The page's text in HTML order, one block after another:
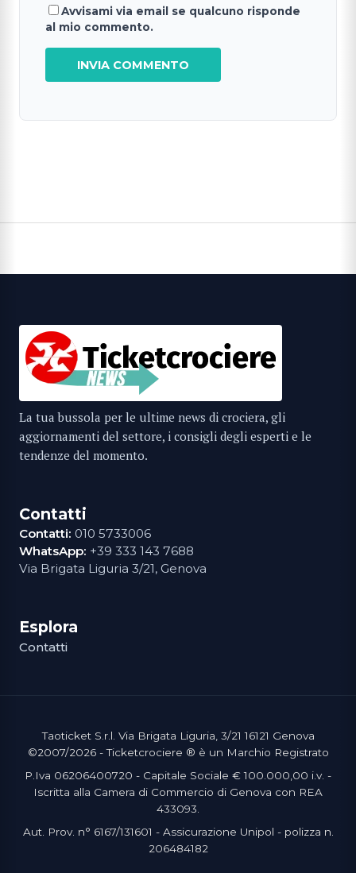
Avvisami via email se qualcuno risponde
al mio commento.
La tua bussola per le ultime news di crociera, gli
aggiornamenti del settore, i consigli degli esperti e le
tendenze del momento.
Contatti
Contatti: 010 5733006
WhatsApp: +39 333 143 7688
Via Brigata Liguria 3/21, Genova
Esplora
Contatti
Taoticket S.r.l. Via Brigata Liguria, 3/21 16121 Genova
©2007/2026 - Ticketcrociere ® è un Marchio Registrato
P.Iva 06206400720 - Capitale Sociale € 100.000,00 i.v. -
Iscritta alla Camera di Commercio di Genova con REA
433093.
Aut. Prov. n° 6167/131601 - Assicurazione Unipol - polizza n.
206484182